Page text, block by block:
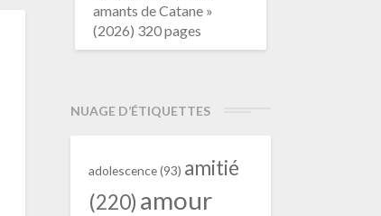
amants de Catane »
(2026) 320 pages
NUAGE D’ÉTIQUETTES
adolescence(93) amitié
(220) amour